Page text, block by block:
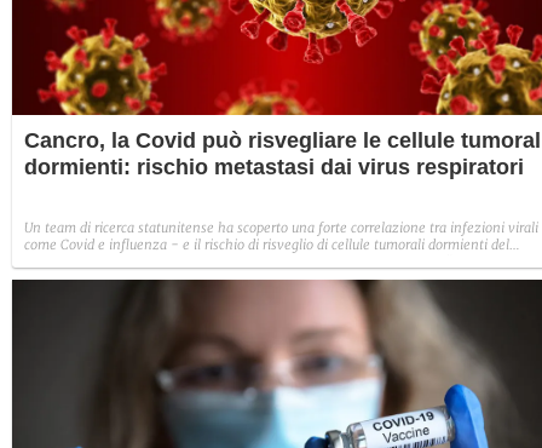
Cancro, la Covid può risvegliare le cellule
dormienti: rischio metastasi dai virus respiratori
Un team di ricerca statunitense ha scoperto una forte correlazione tra infezioni
come Covid e influenza - e il rischio di risveglio di cellule tumorali dormienti del
tumorali dormienti sono come le braci rimaste in un falò abbandonato, e i virus
respiratori sono come un vento forte che riaccende le fiamme", ha affermato il